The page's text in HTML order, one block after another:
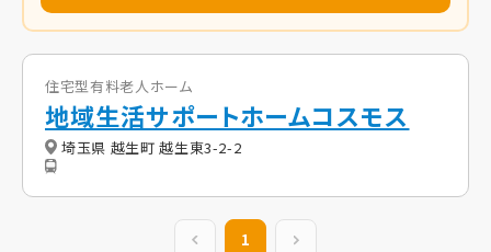
住宅型有料老人ホーム
地域生活サポートホームコスモス
埼玉県 越生町 越生東3-2-2
前の20件
1